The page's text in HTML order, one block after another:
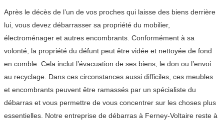
Après le décès de l’un de vos proches qui laisse des biens derrière
lui, vous devez débarrasser sa propriété du mobilier,
électroménager et autres encombrants. Conformément à sa
volonté, la propriété du défunt peut être vidée et nettoyée de fond
en comble. Cela inclut l’évacuation de ses biens, le don ou l’envoi
au recyclage. Dans ces circonstances aussi difficiles, ces meubles
et encombrants peuvent être ramassés par un spécialiste du
débarras et vous permettre de vous concentrer sur les choses plus
essentielles. Notre entreprise de débarras à Ferney-Voltaire reste à